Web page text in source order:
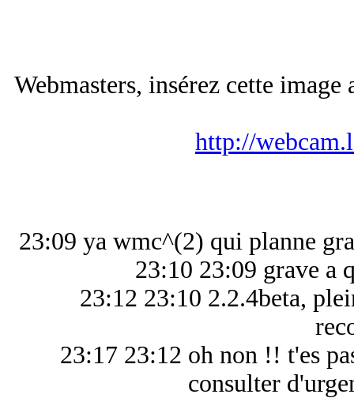
Webmasters, insérez cette
http://
23:09 ya wmc^(2) qui planne
23:10 23:09 grave a
23:12 23:10 2.2.4beta,
23:17 23:12 oh non !! t'es
consulter